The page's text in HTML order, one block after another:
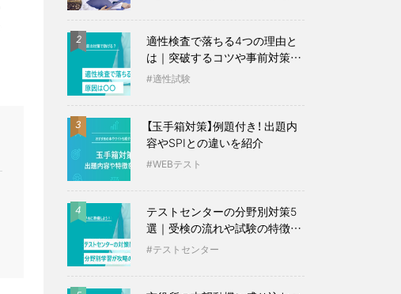
2
適性検査で落ちる4つの理由と
は｜突破するコツや事前対策も
紹介
適性試験
3
【玉手箱対策】例題付き！ 出題内
容やSPIとの違いを紹介
WEBテスト
4
テストセンターの分野別対策5
選｜受検の流れや試験の特徴も
紹介
テストセンター